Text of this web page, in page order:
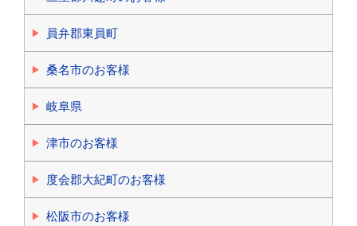
員弁郡東員町
桑名市のお客様
岐阜県
津市のお客様
度会郡大紀町のお客様
松阪市のお客様